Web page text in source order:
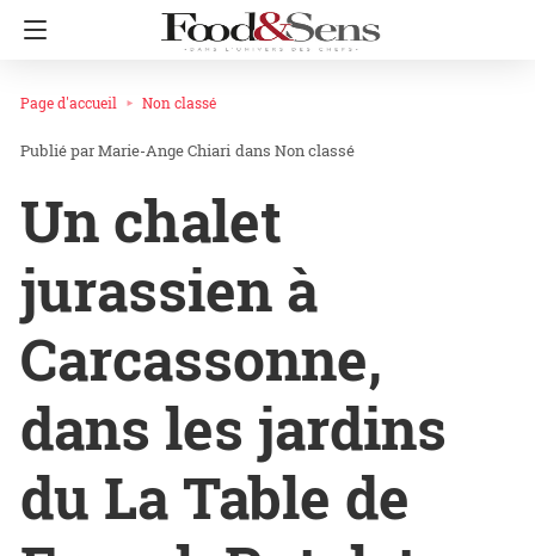
Page d'accueil Non classé
Marie-Ange Chiari dans Non classé
Un chalet
jurassien à
Carcassonne,
dans les jardins
du La Table de